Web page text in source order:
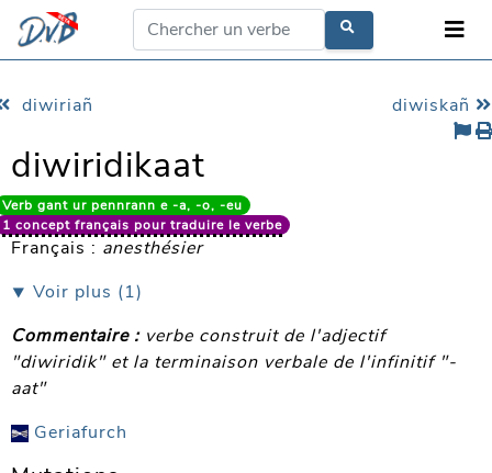
diwiriañ diwiskañ
diwiridikaat
Verb gant ur pennrann e -a, -o, -eu
1 concept français pour traduire le verbe
Français : anesthésier
⯆ Voir plus (1)
Commentaire :verbe construit de l'adjectif
"diwiridik" et la terminaison verbale de l'infinitif "-
aat"
Geriafurch